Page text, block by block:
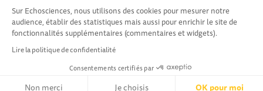
Sur Echosciences, nous utilisons des cookies pour mesurer notre
audience, établir des statistiques mais aussi pour enrichir le site de
fonctionnalités supplémentaires (commentaires et widgets).
Lire la politique de confidentialité
Consentements certifiés par
Non merci Je choisis OK pour moi
Mentions légales|Politique de confidentialité|CGU
|Ligne éditoriale